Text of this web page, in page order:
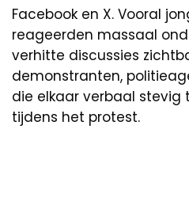
Facebook en X. Vooral
reageerden massaal
verhitte discussies
demonstranten,
die elkaar verbaal
tijdens het protest.